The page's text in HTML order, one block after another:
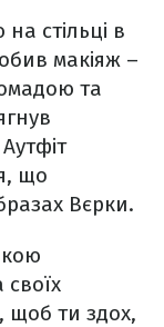
стільці в
макіяж –
та
що
Вєрки.
щоб ти здох,